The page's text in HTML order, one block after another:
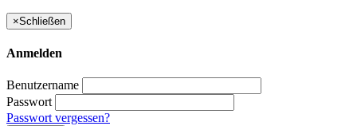
×Schließen
Anmelden
Benutzername
Passwort
Passwort vergessen?